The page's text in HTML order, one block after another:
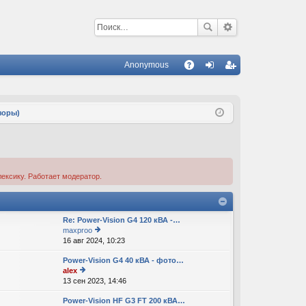
С
Anonymous
ис
Работает модератор.
Re: Power-Vision G4 120 кВА -…
maxproo
е
р
е
и
к
п
16 авг 2024, 10:23
Power-Vision G4 40 кВА - фото…
alex
е
р
е
13 сен 2023, 14:46
Power-Vision HF G3 FT 200 кВА…